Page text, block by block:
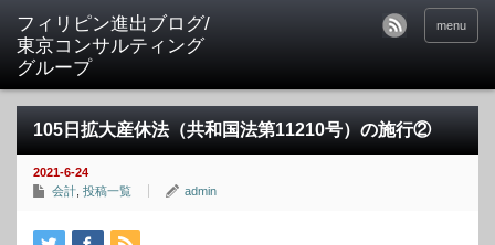
フィリピン進出ブログ/
東京コンサルティング
グループ
menu
105日拡大産休法（共和国法第11210号）の施行②
2021-6-24
会計 投稿一覧 admin